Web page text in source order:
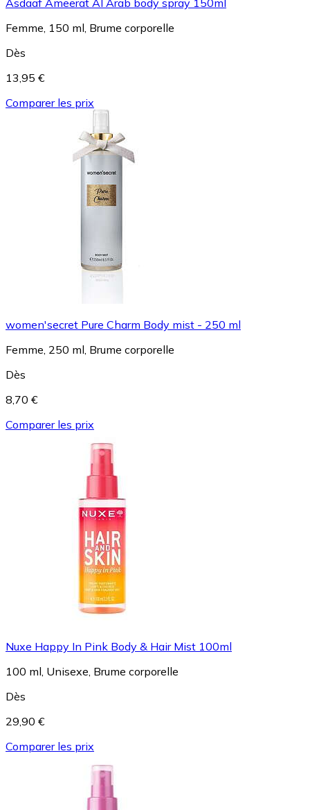
Femme, 150 ml, Brume corporelle
Dès
13,95 €
Comparer les prix
women'secret Pure Charm Body mist - 250 ml
Femme, 250 ml, Brume corporelle
Dès
8,70 €
Comparer les prix
Nuxe Happy In Pink Body & Hair Mist 100ml
100 ml, Unisexe, Brume corporelle
Dès
29,90 €
Comparer les prix